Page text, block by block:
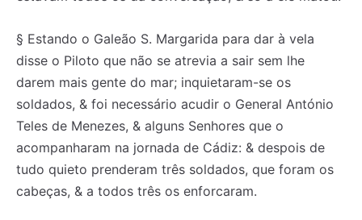
§ Estando o Galeão S. Margarida para dar à vela
disse o Piloto que não se atrevia a sair sem lhe
darem mais gente do mar; inquietaram-se os
soldados, & foi necessário acudir o General António
Teles de Menezes, & alguns Senhores que o
acompanharam na jornada de Cádiz: & despois de
tudo quieto prenderam três soldados, que foram os
cabeças, & a todos três os enforcaram.